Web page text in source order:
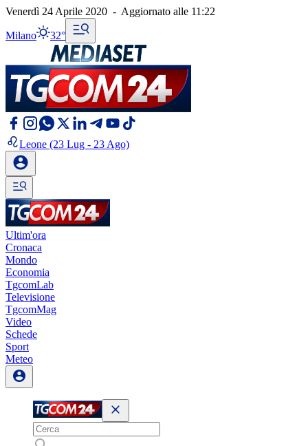
Venerdì 24 Aprile 2020 - Aggiornato alle 11:22
Milano 32°
Leone (23 Lug - 23 Ago)
Ultim'ora
Cronaca
Mondo
Economia
TgcomLab
Televisione
TgcomMag
Video
Schede
Sport
Meteo